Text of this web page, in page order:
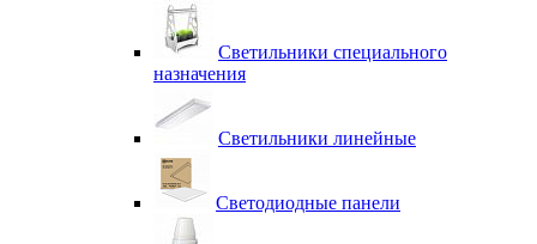
Светильники специального
назначения
Светильники линейные
Светодиодные панели